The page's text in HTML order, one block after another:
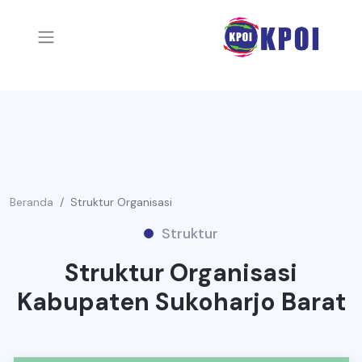
Beranda Struktur Organisasi
Struktur
Struktur Organisasi
Kabupaten Sukoharjo Barat